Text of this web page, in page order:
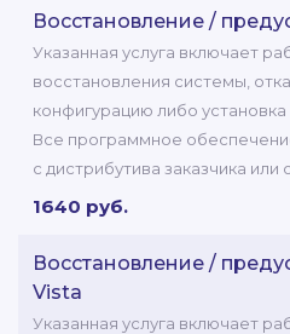
Восстановление /
Указанная услуга включает
восстановления системы,
конфигурацию либо установка
Все программное
с дистрибутива заказчика
1640 руб.
Восстановление /
Vista
Указанная услуга включает